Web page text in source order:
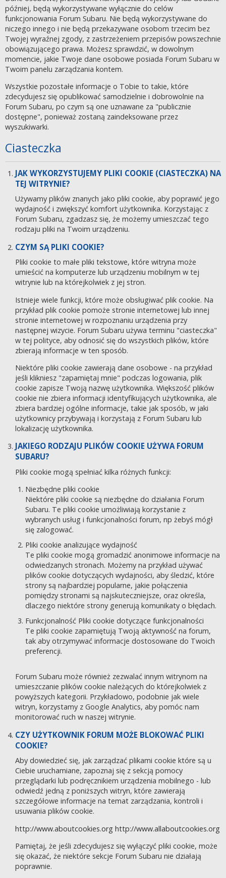
później, będą wykorzystywane wyłącznie do celów
funkcjonowania Forum Subaru. Nie będą wykorzystywane do
niczego innego i nie będą przekazywane osobom trzecim bez
Twojej wyraźnej zgody, z zastrzeżeniem przepisów powszechnie
obowiązującego prawa. Możesz sprawdzić, w dowolnym
momencie, jakie Twoje dane osobowe posiada Forum Subaru w
Twoim panelu zarządzania kontem.
Wszystkie pozostałe informacje o Tobie to takie, które
zdecydujesz się opublikować samodzielnie i dobrowolnie na
Forum Subaru, po czym są one uznawane za "publicznie
dostępne", ponieważ zostaną zaindeksowane przez
wyszukiwarki.
Ciasteczka
JAK WYKORZYSTUJEMY PLIKI COOKIE (CIASTECZKA) NA
TEJ WITRYNIE?
Używamy plików znanych jako pliki cookie, aby poprawić jego
wydajność i zwiększyć komfort użytkownika. Korzystając z
Forum Subaru, zgadzasz się, że możemy umieszczać tego
rodzaju pliki na Twoim urządzeniu.
CZYM SĄ PLIKI COOKIE?
Pliki cookie to małe pliki tekstowe, które witryna może
umieścić na komputerze lub urządzeniu mobilnym w tej
witrynie lub na którejkolwiek z jej stron.
Istnieje wiele funkcji, które może obsługiwać plik cookie. Na
przykład plik cookie pomoże stronie internetowej lub innej
stronie internetowej w rozpoznaniu urządzenia przy
następnej wizycie. Forum Subaru używa terminu "ciasteczka"
w tej polityce, aby odnosić się do wszystkich plików, które
zbierają informacje w ten sposób.
Niektóre pliki cookie zawierają dane osobowe - na przykład
jeśli klikniesz "zapamiętaj mnie" podczas logowania, plik
cookie zapisze Twoją nazwę użytkownika. Większość plików
cookie nie zbiera informacji identyfikujących użytkownika, ale
zbiera bardziej ogólne informacje, takie jak sposób, w jaki
użytkownicy przybywają i korzystają z Forum Subaru lub
lokalizację użytkownika.
JAKIEGO RODZAJU PLIKÓW COOKIE UŻYWA FORUM
SUBARU?
Pliki cookie mogą spełniać kilka różnych funkcji:
Niezbędne pliki cookie
Niektóre pliki cookie są niezbędne do działania Forum
Subaru. Te pliki cookie umożliwiają korzystanie z
wybranych usług i funkcjonalności forum, np żebyś mógł
się zalogować.
Pliki cookie analizujące wydajność
Te pliki cookie mogą gromadzić anonimowe informacje na
odwiedzanych stronach. Możemy na przykład używać
plików cookie dotyczących wydajności, aby śledzić, które
strony są najbardziej popularne, jakie połączenia
pomiędzy stronami są najskuteczniejsze, oraz określa,
dlaczego niektóre strony generują komunikaty o błędach.
Funkcjonalność Pliki cookie dotyczące funkcjonalności
Te pliki cookie zapamiętują Twoją aktywność na forum,
tak aby otrzymywać informacje dostosowane do Twoich
preferencji.
Forum Subaru może również zezwalać innym witrynom na
umieszczanie plików cookie należących do którejkolwiek z
powyższych kategorii. Przykładowo, podobnie jak wiele
witryn, korzystamy z Google Analytics, aby pomóc nam
monitorować ruch w naszej witrynie.
CZY UŻYTKOWNIK FORUM MOŻE BLOKOWAĆ PLIKI
COOKIE?
Aby dowiedzieć się, jak zarządzać plikami cookie które są u
Ciebie uruchamiane, zapoznaj się z sekcją pomocy
przeglądarki lub podręcznikiem urządzenia mobilnego - lub
odwiedź jedną z poniższych witryn, które zawierają
szczegółowe informacje na temat zarządzania, kontroli i
usuwania plików cookie.
http://www.aboutcookies.org http://www.allaboutcookies.org
Pamiętaj, że jeśli zdecydujesz się wyłączyć pliki cookie, może
się okazać, że niektóre sekcje Forum Subaru nie działają
poprawnie.